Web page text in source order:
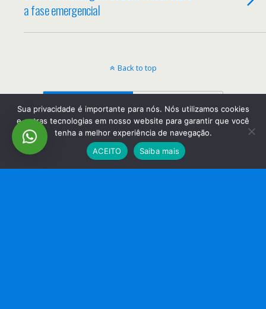
a fase emergencial
Back to top
Mobile Desktop
Sua privacidade é importante para nós. Nós utilizamos cookies
e outras tecnologias em nosso website para garantir que você
tenha a melhor experiência de navegação.
ACEITO
Saiba mais